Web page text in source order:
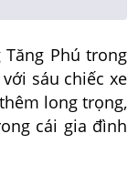
Phú trong
sáu chiếc xe
long trọng,
cái gia đình
hớt hải lên.